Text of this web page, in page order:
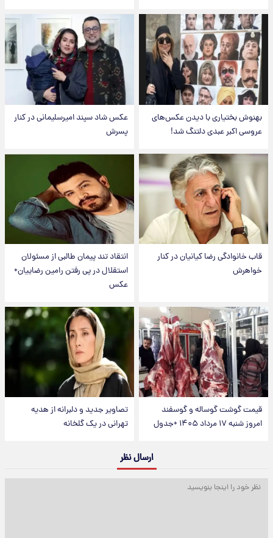
بهنوش بختیاری با دیدن عکس‌های
عروسی اکبر عبدی دلتنگ شد!
عکس شاد سپند امیرسلیمانی در کنار
پسرش
قاب خانوادگی رضا کیانیان در کنار
خواهرش
انتقاد تند پیمان طالبی از مسئولان
استقلال در پی رفتن رامین رضاییان+
عکس
قیمت گوشت گوساله و گوسفند
امروز شنبه ۱۷ مرداد ۱۴۰۵ +جدول
تصاویر جدید و دلبرانه از هدیه
تهرانی در یک گلخانه
ارسال نظر